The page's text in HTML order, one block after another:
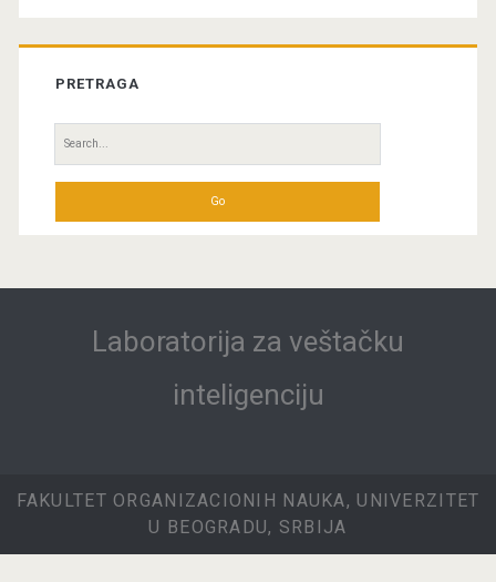
PRETRAGA
Search
for:
Laboratorija za veštačku
inteligenciju
FAKULTET ORGANIZACIONIH NAUKA, UNIVERZITET
U BEOGRADU, SRBIJA